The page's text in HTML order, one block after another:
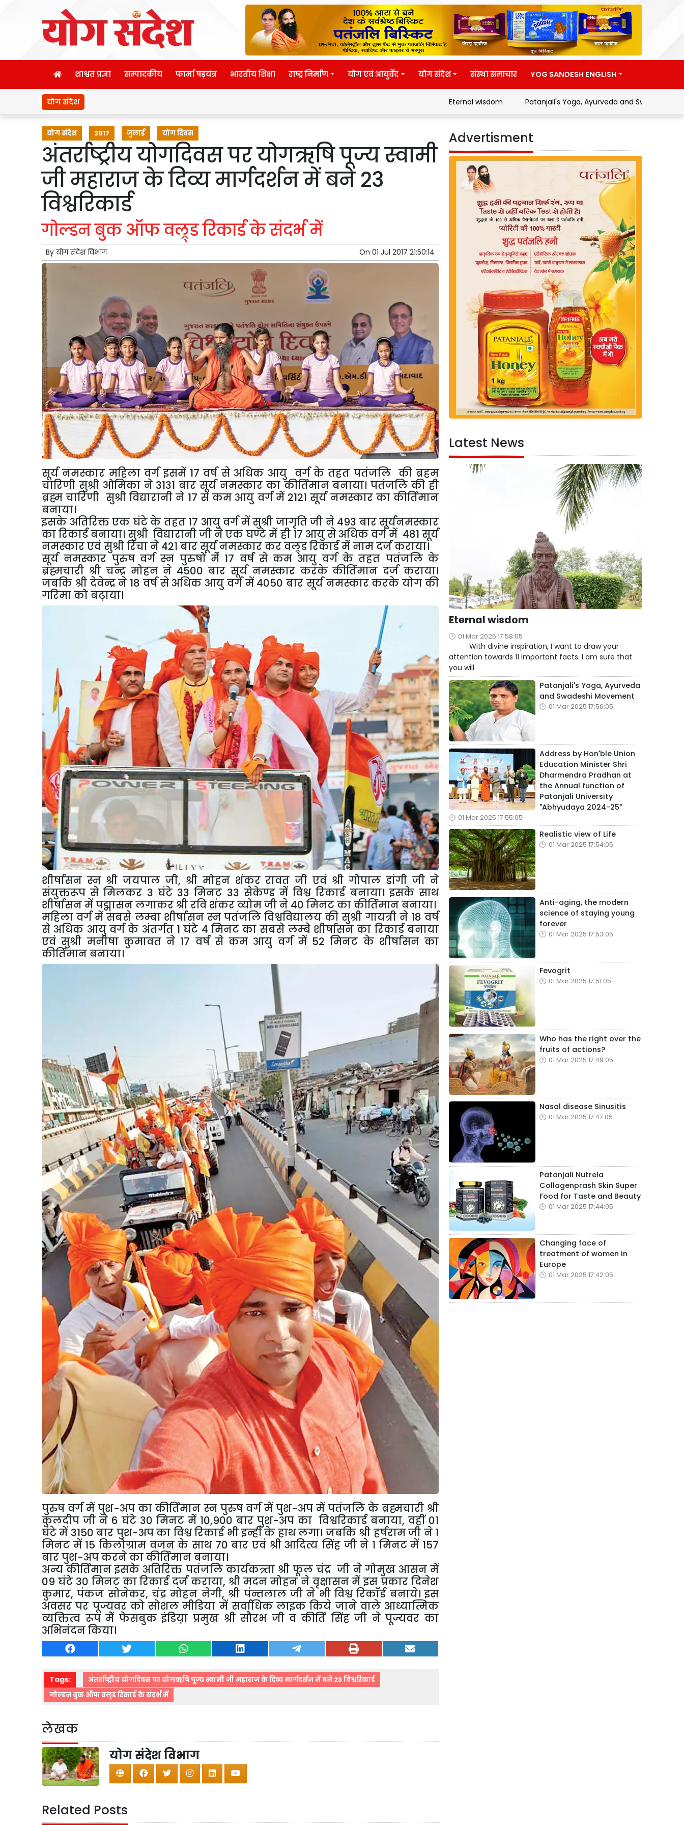
शाश्वत प्रज्ञा सम्पादकीय फार्मा षड़यंत्र भारतीय शिक्षा राष्ट्र निर्माण योग एवं आयुर्वेद योग संदेश संस्था समाचार YOG SANDESH ENGLISH
योग संदेश Patanjali's Yoga, Ayurveda and Swadeshi Movement
योग संदेश 2017 जुलाई योग दिवस
अंतर्राष्ट्रीय योगदिवस पर योगऋषि पूज्य स्वामी
जी महाराज के दिव्य मार्गदर्शन में बने 23
विश्वरिकार्ड
गोल्डन बुक ऑफ वल्र्ड रिकार्ड के संदर्भ में
By योग संदेश विभाग On 01 Jul 2017 21:50:14
सूर्य नमस्कार महिला वर्ग इसमें 17 वर्ष से अधिक आयु वर्ग के तहत पतंजलि की ब्रहम
चारिणी सुश्री ओमिका ने 3131 बार सूर्य नमस्कार का कीर्तिमान बनाया। पतंजलि की ही
ब्रह्म चारिणी सुश्री विद्यारानी ने 17 से कम आयु वर्ग में 2121 सूर्य नमस्कार का कीर्तिमान
बनाया।
इसके अतिरिक्त एक घंटे के तहत 17 आयु वर्ग में सुश्री जागृति जी ने 493 बार सूर्यनमस्कार
का रिकार्ड बनाया। सुश्री विद्यारानी जी ने एक घण्टे में ही 17 आयु से अधिक वर्ग में 481 सूर्य
नमस्कार एवं सुश्री रिचा ने 421 बार सूर्य नमस्कार कर वल्र्ड रिकार्ड में नाम दर्ज कराया।
सूर्य नमस्कार पुरुष वर्ग स्न पुरुषों मेंं 17 वर्ष से कम आयु वर्ग के तहत पतंजलि के
ब्रह्मचारी श्री चन्द्र मोहन ने 4500 बार सूर्य नमस्कार करके कीर्तिमान दर्ज कराया।
जबकि श्री देवेन्द्र ने 18 वर्ष से अधिक आयु वर्ग में 4050 बार सूर्य नमस्कार करके योग की
गरिमा को बढ़ाया।
शीर्षासन स्न श्री जयपाल जी, श्री मोहन शंकर रावत जी एवं श्री गोपाल डांगी जी ने
संयुक्तरूप से मिलकर 3 घंटे 33 मिनट 33 सेकेण्ड में विश्व रिकार्ड बनाया। इसके साथ
शीर्षासन में पद्मासन लगाकर श्री रवि शंकर व्योम जी ने 40 मिनट का कीर्तिमान बनाया।
महिला वर्ग में सबसे लम्बा शीर्षासन स्न पतंजलि विश्वविद्यालय की सुश्री गायत्री ने 18 वर्ष
से अधिक आयु वर्ग के अंतर्गत 1 घंटे 4 मिनट का सबसे लम्बे शीर्षासन का रिकार्ड बनाया
एवं सुश्री मनीषा कुमावत ने 17 वर्ष से कम आयु वर्ग में 52 मिनट के शीर्षासन का
कीर्तिमान बनाया।
पुरुष वर्ग में पुश-अप का कीर्तिमान स्न पुरुष वर्ग में पुश-अप में पतंजलि के ब्रह्मचारी श्री
कुलदीप जी ने 6 घंटे 30 मिनट में 10,900 बार पुश-अप का विश्वरिकार्ड बनाया, वहीं 01
घंटे में 3150 बार पुश-अप का विश्व रिकार्ड भी इन्हीं के हाथ लगा। जबकि श्री हर्षराम जी ने 1
मिनट में 15 किलोग्राम वजन के साथ 70 बार एवं श्री आदित्य सिंह जी ने 1 मिनट में 157
बार पुश-अप करने का कीर्तिमान बनाया।
अन्य कीर्तिमान इसके अतिरिक्त पतंजलि कार्यकत्र्ता श्री फूल चंद्र जी ने गोमुख आसन में
09 घंटे 30 मिनट का रिकार्ड दर्ज कराया, श्री मदन मोहन ने वृक्षासन में इस प्रकार दिनेश
कुमार, पंकज सोनेकर, चंद्र मोहन नेगी, श्री पंन्तलाल जी ने भी विश्व रिकॉर्ड बनाये। इस
अवसर पर पूज्यवर को सोशल मीडिया में सर्वाधिक लाइक किये जाने वाले आध्यात्मिक
व्यक्तित्व रूप मेें फेसबुक इंडिय़ा प्रमुख श्री सौरभ जी व कीर्ति सिंह जी ने पूज्यवर का
अभिनंदन किया।
Tags:
अंतर्राष्ट्रीय योगदिवस पर योगऋषि पूज्य स्वामी जी महाराज के दिव्य मार्गदर्शन में बने 23 विश्वरिकार्ड
गोल्डन बुक ऑफ वल्र्ड रिकार्ड के संदर्भ में
लेखक
योग संदेश विभाग
Related Posts
Advertisment
Latest News
Eternal wisdom
01 Mar 2025 17:58:05
With divine inspiration, I want to draw your
attention towards 11 important facts. I am sure that
you will
Patanjali's Yoga, Ayurveda
and Swadeshi Movement
01 Mar 2025 17:56:05
Address by Hon'ble Union
Education Minister Shri
Dharmendra Pradhan at
the Annual function of
Patanjali University
"Abhyudaya 2024-25"
01 Mar 2025 17:55:05
Realistic view of Life
01 Mar 2025 17:54:05
Anti-aging, the modern
science of staying young
forever
01 Mar 2025 17:53:05
Fevogrit
01 Mar 2025 17:51:05
Who has the right over the
fruits of actions?
01 Mar 2025 17:49:05
Nasal disease Sinusitis
01 Mar 2025 17:47:05
Patanjali Nutrela
Collagenprash Skin Super
Food for Taste and Beauty
01 Mar 2025 17:44:05
Changing face of
treatment of women in
Europe
01 Mar 2025 17:42:05